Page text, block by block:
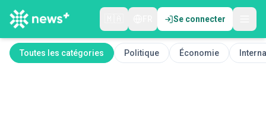
Se connecter
Toutes les catégories Politique Économie